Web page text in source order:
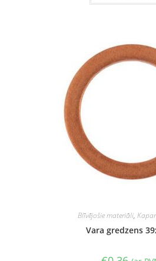
Blīvējošie materiāli,
Vara gredzens